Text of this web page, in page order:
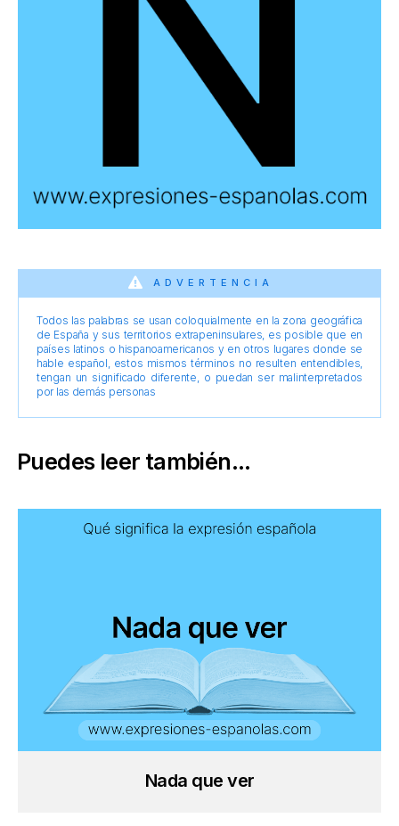
ADVERTENCIA
Todos las palabras se usan coloquialmente en la zona geográfica
de España y sus territorios extrapeninsulares, es posible que en
países latinos o hispanoamericanos y en otros lugares donde se
hable español, estos mismos términos no resulten entendibles,
tengan un significado diferente, o puedan ser malinterpretados
por las demás personas
Puedes leer también...
Nada que ver